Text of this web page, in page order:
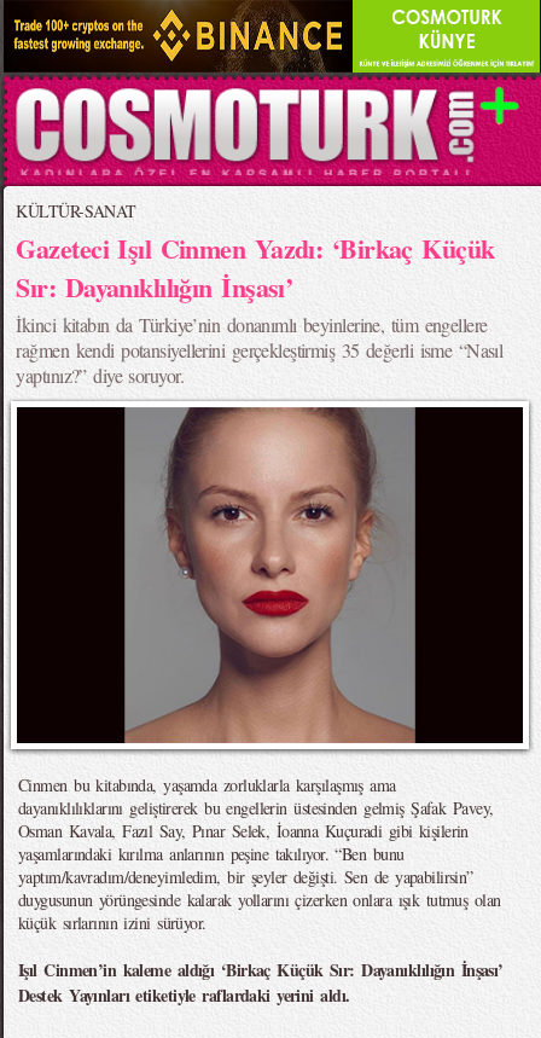
KÜLTÜR-SANAT
Gazeteci Işıl Cinmen Yazdı: ‘Birkaç Küçük
Sır: Dayanıklılığın İnşası’
İkinci kitabın da Türkiye’nin donanımlı beyinlerine, tüm engellere
rağmen kendi potansiyellerini gerçekleştirmiş 35 değerli isme “Nasıl
yaptınız?” diye soruyor.
Cinmen bu kitabında, yaşamda zorluklarla karşılaşmış ama
dayanıklılıklarını geliştirerek bu engellerin üstesinden gelmiş Şafak Pavey,
Osman Kavala, Fazıl Say, Pınar Selek, İoanna Kuçuradi gibi kişilerin
yaşamlarındaki kırılma anlarının peşine takılıyor. “Ben bunu
yaptım/kavradım/deneyimledim, bir şeyler değişti. Sen de yapabilirsin”
duygusunun yörüngesinde kalarak yollarını çizerken onlara ışık tutmuş olan
küçük sırlarının izini sürüyor.
Işıl Cinmen’in kaleme aldığı ‘Birkaç Küçük Sır: Dayanıklılığın İnşası’
Destek Yayınları etiketiyle raflardaki yerini aldı.